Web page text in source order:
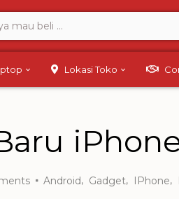
Lokasi Toko
Android, Gadget, IPhone,